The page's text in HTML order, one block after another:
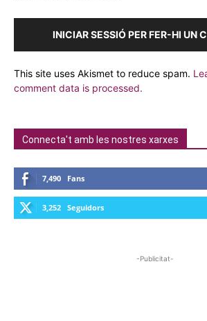
INICIAR SESSIÓ PER FER-HI UN
This site uses Akismet to reduce spam.
comment data is processed.
Connecta't amb les nostres xarxes
7,490 Fans
3,252 Seguidors
-Publicitat-